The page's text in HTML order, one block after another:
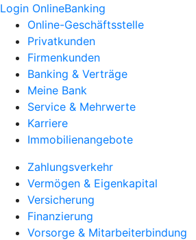
Login OnlineBanking
Online-Geschäftsstelle
Privatkunden
Firmenkunden
Banking & Verträge
Meine Bank
Service & Mehrwerte
Karriere
Immobilienangebote
Zahlungsverkehr
Vermögen & Eigenkapital
Versicherung
Finanzierung
Vorsorge & Mitarbeiterbindung